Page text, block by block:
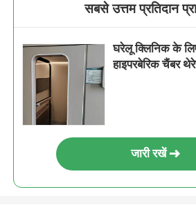
सबसे उत्तम प्रतिदान
घरेलू क्लिनिक के
हाइपरबेरिक चैंबर
जारी रखें